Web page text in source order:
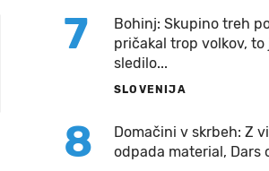
7
Bohinj: Skupino treh
pričakal trop volkov, to
sledilo...
SLOVENIJA
8
Domačini v skrbeh: Z
odpada material, Dars